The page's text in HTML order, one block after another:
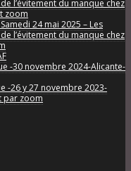
l’évitement du manque chez
zoom
24 mai 2025 – Les
l’évitement du manque chez
-30 novembre 2024-Alicante-
-26 y 27 novembre 2023-
par zoom